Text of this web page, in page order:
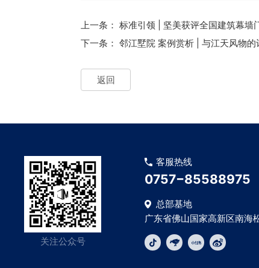
上一条：标准引领 | 坚美获评全国建筑幕墙
下一条：邻江墅院 案例赏析 | 与江天风物的
返回
关注公众号
客服热线
0757−85588975
总部基地
广东省佛山国家高新区南海